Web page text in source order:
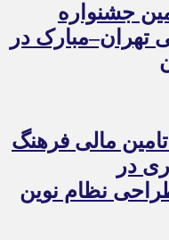
جشنواره
تهران–مبارک در
مالی فرهنگ
در
نظام نوین